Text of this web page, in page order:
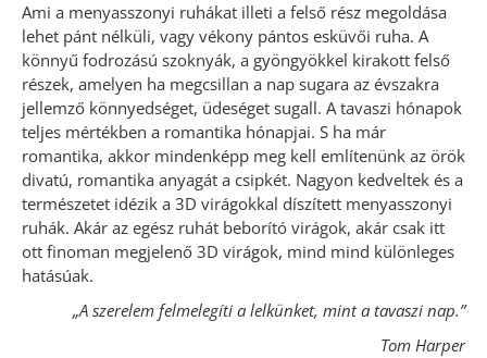
Ami a menyasszonyi ruhákat illeti a felső rész megoldása
lehet pánt nélküli, vagy vékony pántos esküvői ruha. A
könnyű fodrozású szoknyák, a gyöngyökkel kirakott felső
részek, amelyen ha megcsillan a nap sugara az évszakra
jellemző könnyedséget, üdeséget sugall. A tavaszi hónapok
teljes mértékben a romantika hónapjai. S ha már
romantika, akkor mindenképp meg kell említenünk az örök
divatú, romantika anyagát a csipkét. Nagyon kedveltek és a
természetet idézik a 3D virágokkal díszített menyasszonyi
ruhák. Akár az egész ruhát beborító virágok, akár csak itt
ott finoman megjelenő 3D virágok, mind mind különleges
hatásúak.
„A szerelem felmelegíti a lelkünket, mint a tavaszi nap.”
Tom Harper